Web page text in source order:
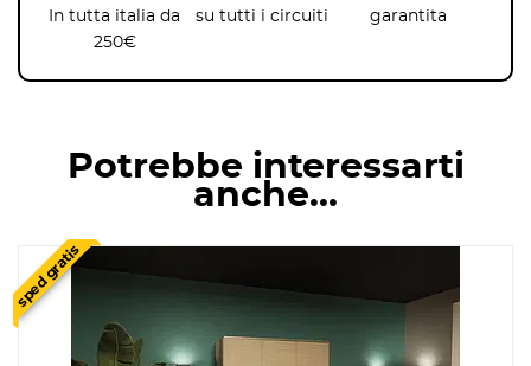
In tutta italia da
250€
su tutti i circuiti
garantita
Potrebbe interessarti
anche…
sped gratis